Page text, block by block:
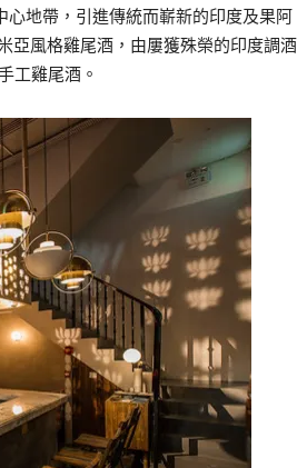
地帶，引進傳統而嶄新的印度及果阿
亞風格雞尾酒，由屢獲殊榮的印度調酒
工雞尾酒。